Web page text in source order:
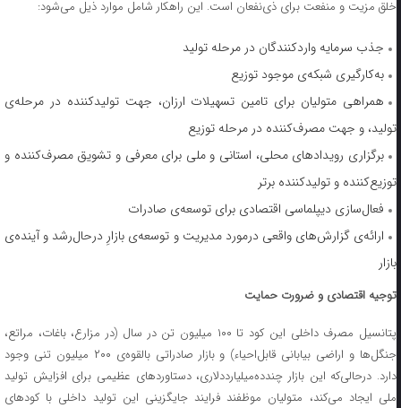
خلق مزیت و منفعت برای ذی‌نفعان است. این راهکار شامل موارد ذیل می‌شود:
جذب سرمایه واردکنندگان در مرحله تولید
به‌کارگیری شبکه‌ی موجود توزیع
همراهی متولیان برای تامین تسهیلات ارزان، جهت تولیدکننده در مرحله‌ی
تولید، و جهت مصرف‌کننده در مرحله توزیع
برگزاری رویدادهای محلی، استانی و ملی برای معرفی و تشویق مصرف‌کننده‌ و
توزیع‌کننده و تولیدکننده برتر
فعال‌سازی دیپلماسی اقتصادی برای توسعه‌ی صادرات
ارائه‌ی گزارش‌های واقعی درمورد مدیریت و توسعه‌ی بازارِ درحال‌رشد و آینده‌ی
بازار
توجیه اقتصادی و ضرورت حمایت
پتانسیل مصرف داخلی این کود تا ۱۰۰ میلیون تن در سال (در مزارع، باغات، مراتع،
جنگل‌ها و اراضی بیابانی قابل‌احیاء) و بازار صادراتی بالقوه‌ی ۲۰۰ میلیون تنی وجود
دارد. درحالی‌که این بازار چند‌ده‌میلیارد‌دلاری، دستاوردهای عظیمی برای افزایش تولید
ملی ایجاد می‌کند، متولیان موظفند فرایند جایگزینی این تولید داخلی با کودهای